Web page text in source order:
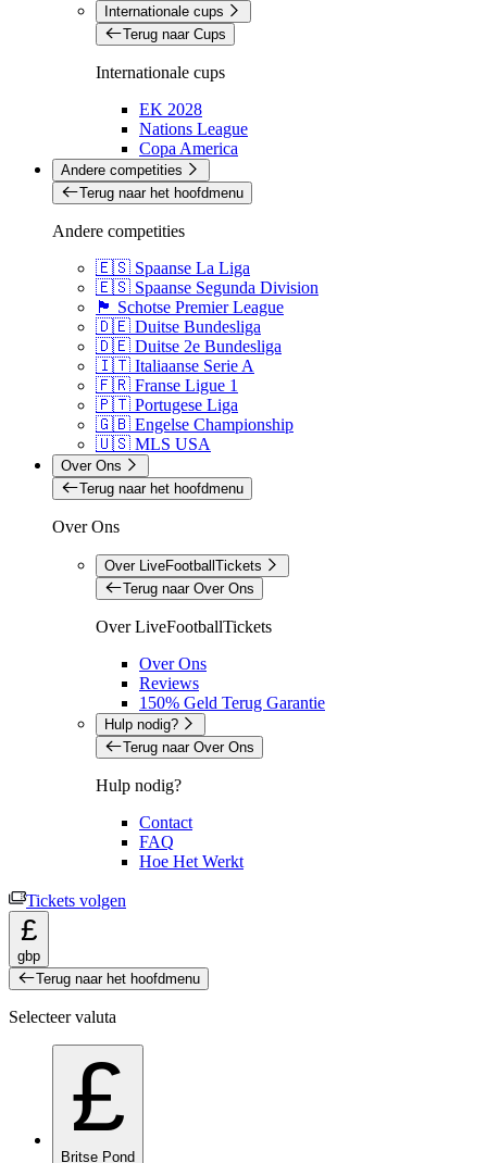
Internationale cups
Terug naar Cups
Internationale cups
EK 2028
Nations League
Copa America
Andere competities
Terug naar het hoofdmenu
Andere competities
🇪🇸 Spaanse La Liga
🇪🇸 Spaanse Segunda Division
🏴󠁧󠁢󠁳󠁣󠁴󠁿 Schotse Premier League
🇩🇪 Duitse Bundesliga
🇩🇪 Duitse 2e Bundesliga
🇮🇹 Italiaanse Serie A
🇫🇷 Franse Ligue 1
🇵🇹 Portugese Liga
🇬🇧 Engelse Championship
🇺🇸 MLS USA
Over Ons
Terug naar het hoofdmenu
Over Ons
Over LiveFootballTickets
Terug naar Over Ons
Over LiveFootballTickets
Over Ons
Reviews
150% Geld Terug Garantie
Hulp nodig?
Terug naar Over Ons
Hulp nodig?
Contact
FAQ
Hoe Het Werkt
Tickets volgen
£
gbp
Terug naar het hoofdmenu
Selecteer valuta
£
Britse Pond